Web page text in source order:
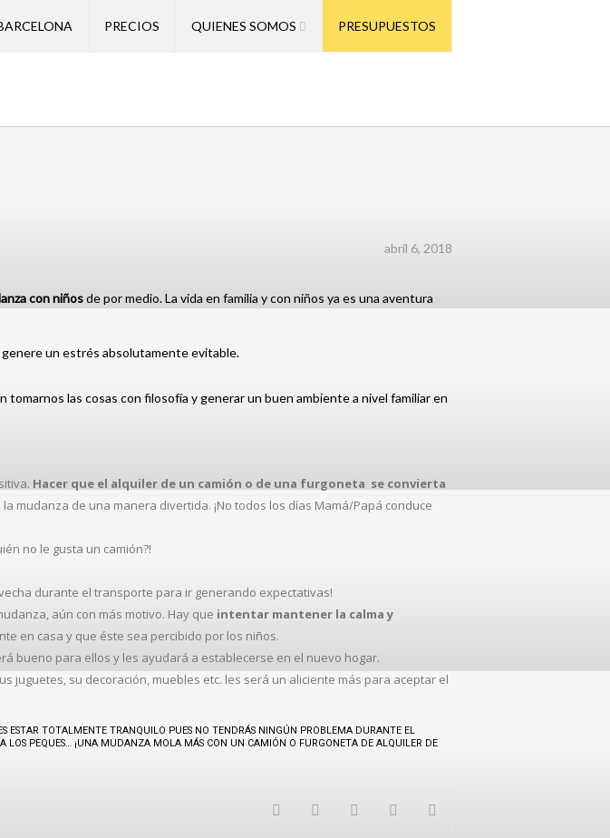
PRECIOS QUIENES SOMOS PRESUPUESTOS
abril 6, 2018
con niñosde por medio.La vida en familia y con niños ya es una aventura
un estrés absolutamente evitable.
las cosas con filosofía y generar un buen ambiente a nivel familiar en
Hacer que el alquiler de un camión o de una furgoneta se convierta
mudanza de una manera divertida. ¡No todos los días Mamá/Papá conduce
no le gusta un camión?!
durante el transporte para ir generando expectativas!
aún con más motivo. Hay que intentar mantener la calma y
en casa y que éste sea percibido por los niños.
bueno para ellos y les ayudará a establecerse en el nuevo hogar.
juguetes, su decoración, muebles etc. les será un aliciente más para aceptar el
ESTAR TOTALMENTE TRANQUILO PUES NO TENDRÁS NINGÚN PROBLEMA DURANTE EL
LOS PEQUES… ¡UNA MUDANZA MOLA MÁS CON UN CAMIÓN O FURGONETA DE ALQUILER DE